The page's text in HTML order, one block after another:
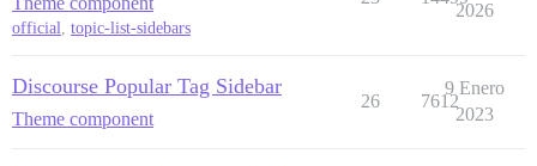
official, topic-list-sidebars
2026
Discourse Popular Tag Sidebar
Theme component
26 7612
9 Enero
2023